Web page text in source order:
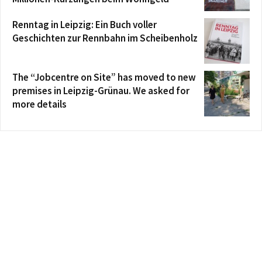
Renntag in Leipzig: Ein Buch voller
Geschichten zur Rennbahn im Scheibenholz
The “Jobcentre on Site” has moved to new
premises in Leipzig-Grünau. We asked for
more details